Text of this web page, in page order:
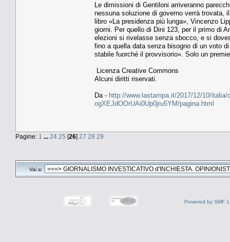
Le dimissioni di Gentiloni arriveranno
nessuna soluzione di governo verrà trovata,
libro «La presidenza più lunga», Vincenzo
giorni. Per quello di Dini 123, per il primo di
elezioni si rivelasse senza sbocco, e si
fino a quella data senza bisogno di un voto
stabile fuorché il provvisorio». Solo un
Licenza Creative Commons
Alcuni diritti riservati.
Da - http://www.lastampa.it/2017/12/10/
ogXEJdOOrUAi0Up0jru5YM/pagina.html
Pagine: 1 ... 24 25 [26] 27 28 29
Vai a:
Powered by SMF